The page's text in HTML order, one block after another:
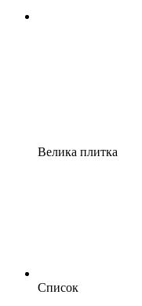
Велика плитка
Список